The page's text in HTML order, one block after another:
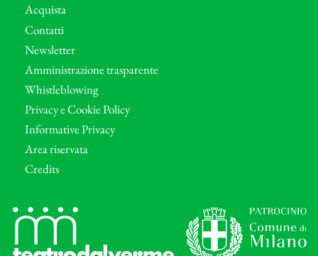
Acquista
Contatti
Newsletter
Amministrazione trasparente
Whistleblowing
Privacy e Cookie Policy
Informative Privacy
Area riservata
Credits